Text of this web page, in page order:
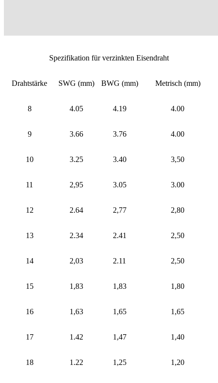
Spezifikation für verzinkten Eisendraht
Drahtstärke SWG (mm) BWG (mm) Metrisch (mm)
8 4.05 4.19 4.00
9 3.66 3.76 4.00
10 3.25 3.40 3,50
11 2,95 3.05 3.00
12 2.64 2,77 2,80
13 2.34 2.41 2,50
14 2,03 2.11 2,50
15 1,83 1,83 1,80
16 1,63 1,65 1,65
17 1.42 1,47 1,40
18 1.22 1,25 1,20